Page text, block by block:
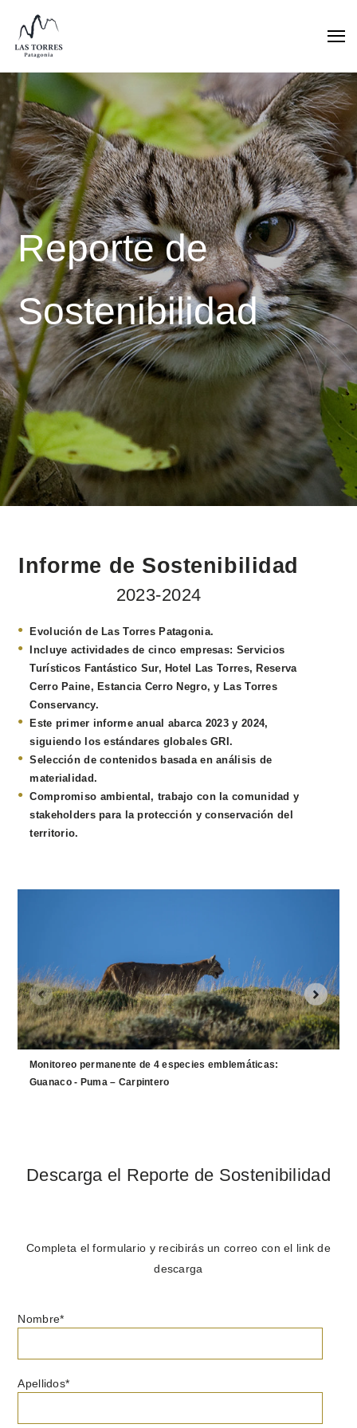
Search
Reporte de
Sostenibilidad
Informe de Sostenibilidad
2023-2024
Evolución de Las Torres Patagonia.
Incluye actividades de cinco empresas: Servicios
Turísticos Fantástico Sur, Hotel Las Torres, Reserva
Cerro Paine, Estancia Cerro Negro, y Las Torres
Conservancy.
Este primer informe anual abarca 2023 y 2024,
siguiendo los estándares globales GRI.
Selección de contenidos basada en análisis de
materialidad.
Compromiso ambiental, trabajo con la comunidad y
stakeholders para la protección y conservación del
territorio.
Monitoreo permanente de 4 especies emblemáticas:
Guanaco - Puma – Carpintero
Descarga el Reporte de Sostenibilidad
Completa el formulario y recibirás un correo con el link de
descarga
Nombre*
Apellidos*